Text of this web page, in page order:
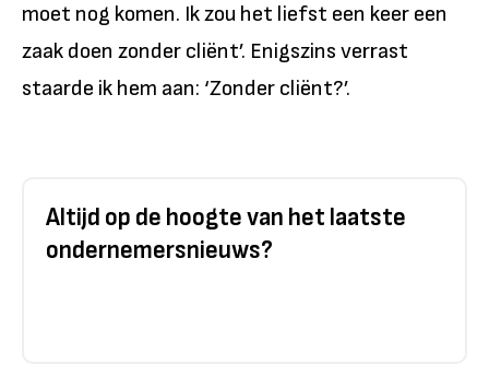
moet nog komen. Ik zou het liefst een keer een
zaak doen zonder cliënt’. Enigszins verrast
staarde ik hem aan: ‘Zonder cliënt?’.
Altijd op de hoogte van het laatste
ondernemersnieuws?